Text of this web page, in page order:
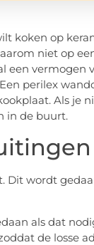
koken op
niet op
vermogen
perilex
Als je
in de buurt.
Dit wordt
als dat
de losse